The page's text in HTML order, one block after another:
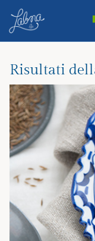
Salta
contenuto
Risultati